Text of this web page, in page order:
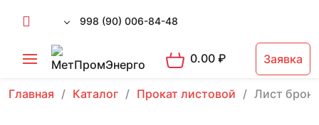
998 (90) 006-84-48
0.00₽ Заявка
Главная Каталог Прокат листовой Лист